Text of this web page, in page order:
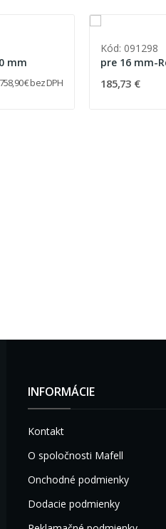
mm
758,90 € bez DPH
Kód: 091298
pre 16 mm-
185,73 €
INFORMÁCIE
Kontakt
O spoločnosti Mafell
Onchodné podmienky
Dodacie podmienky